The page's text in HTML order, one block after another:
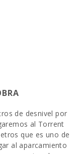
de desnivel por
al Torrent
que es uno de
al aparcamiento